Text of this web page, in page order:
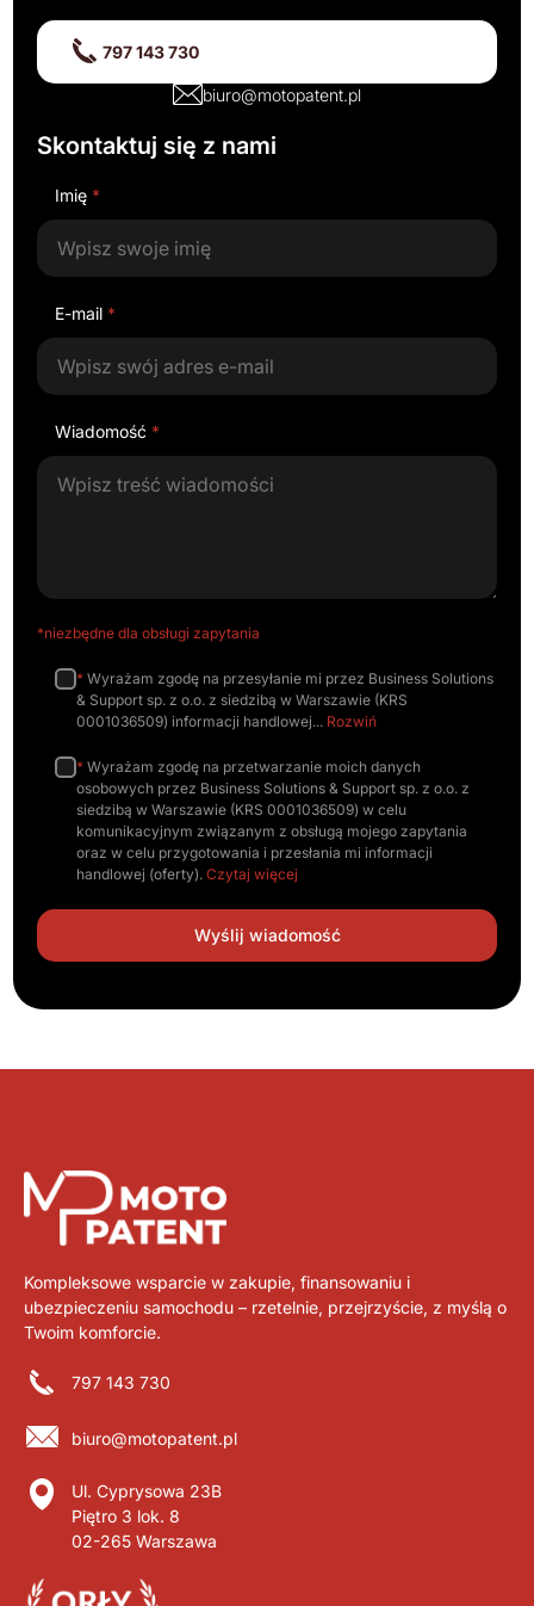
797 143 730
biuro@motopatent.pl
Skontaktuj się z nami
Imię *
E-mail *
Wiadomość *
*niezbędne dla obsługi zapytania
* Wyrażam zgodę na przesyłanie mi przez Business Solutions
& Support sp. z o.o. z siedzibą w Warszawie (KRS
0001036509) informacji handlowej
Rozwiń
* Wyrażam zgodę na przetwarzanie moich danych
osobowych przez Business Solutions & Support sp. z o.o. z
siedzibą w Warszawie (KRS 0001036509) w celu
komunikacyjnym związanym z obsługą mojego zapytania
oraz w celu przygotowania i przesłania mi informacji
handlowej (oferty).Czytaj więcej
Kompleksowe wsparcie w zakupie, finansowaniu i
ubezpieczeniu samochodu – rzetelnie, przejrzyście, z myślą o
Twoim komforcie.
797 143 730
biuro@motopatent.pl
Ul. Cyprysowa 23B
Piętro 3 lok. 8
02-265 Warszawa